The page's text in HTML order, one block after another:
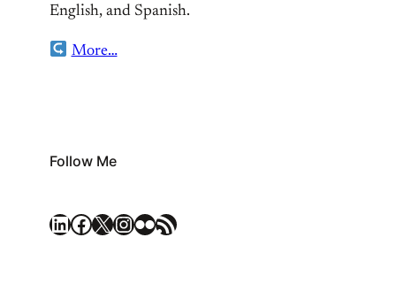
English, and Spanish.
More…
Follow Me
LinkedIn Facebook X Instagram Flickr RSS Feed